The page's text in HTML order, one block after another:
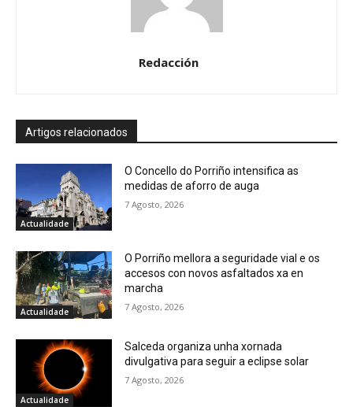
Redacción
Artigos relacionados
Actualidade
O Concello do Porriño intensifica as
medidas de aforro de auga
7 Agosto, 2026
Actualidade
O Porriño mellora a seguridade vial e os
accesos con novos asfaltados xa en
marcha
7 Agosto, 2026
Actualidade
Salceda organiza unha xornada
divulgativa para seguir a eclipse solar
7 Agosto, 2026